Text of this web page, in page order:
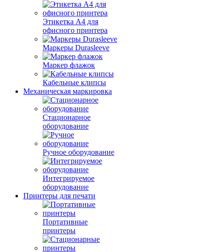
Этикетка А4 для
офисного принтера
Маркеры Durasleeve
Маркер флажок
Кабельные клипсы
Механическая маркировка
Стационарное
оборудование
Ручное оборудование
Интегрируемое
оборудование
Принтеры для печати
Портативные
принтеры